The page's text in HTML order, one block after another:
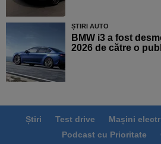
ȘTIRI AUTO
BMW i3 a fost
2026 de către o
Știri Test drive Mașini
Podcast cu Prioritate